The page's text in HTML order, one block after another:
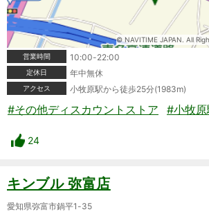
© NAVITIME JAPAN. All
営業時間
10:00-22:00
定休日 年中無休
アクセス 小牧原駅から徒歩25分(1983m)
#その他ディスカウントストア #小牧原
24
キンブル 弥富店
愛知県弥富市鍋平1-35